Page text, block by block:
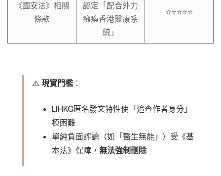
《國安法》相關
條款
認定「配合外力
癱瘓香港醫療系
統」
⭐⭐⭐⭐⭐
⚠️ 現實門檻 ：
LIHKG匿名發文特性使「追查作者身分」
極困難
單純負面評論（如「醫生無能」）受《基
本法》保障， 無法強制刪除